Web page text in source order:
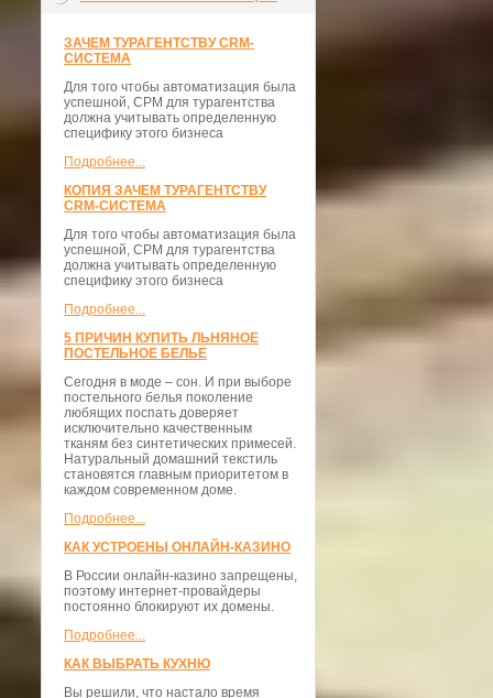
ЗАЧЕМ ТУРАГЕНТСТВУ CRM-
СИСТЕМА
Для того чтобы автоматизация была
успешной, СРМ для турагентства
должна учитывать определенную
специфику этого бизнеса
Подробнее...
КОПИЯ ЗАЧЕМ ТУРАГЕНТСТВУ
CRM-СИСТЕМА
Для того чтобы автоматизация была
успешной, СРМ для турагентства
должна учитывать определенную
специфику этого бизнеса
Подробнее...
5 ПРИЧИН КУПИТЬ ЛЬНЯНОЕ
ПОСТЕЛЬНОЕ БЕЛЬЕ
Сегодня в моде – сон. И при выборе
постельного белья поколение
любящих поспать доверяет
исключительно качественным
тканям без синтетических примесей.
Натуральный домашний текстиль
становятся главным приоритетом в
каждом современном доме.
Подробнее...
КАК УСТРОЕНЫ ОНЛАЙН-КАЗИНО
В России онлайн-казино запрещены,
поэтому интернет-провайдеры
постоянно блокируют их домены.
Подробнее...
КАК ВЫБРАТЬ КУХНЮ
Вы решили, что настало время